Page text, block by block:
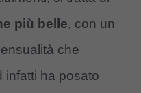
più belle, con un
che
infatti ha posato